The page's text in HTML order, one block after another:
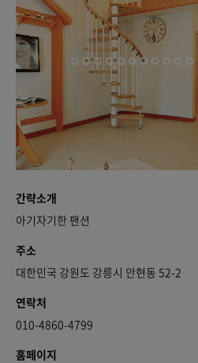
간략소개
아기자기한 팬션
주소
대한민국 강원도 강릉시 안현동 52-2
연락처
010-4860-4799
홈페이지